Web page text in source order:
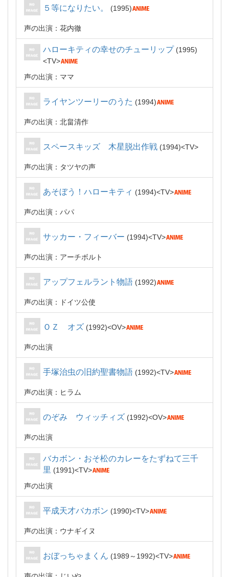
５等になりたい。 1995
声の出演：花内徹
ハローキティの幸せのチューリップ
1995
TV
声の出演：ママ
ライヤンツーリーのうた 1994
声の出演：北畠清作
スペースキッズ 木星脱出作戦 1994 TV
声の出演：タツヤの声
あそぼう！ハローキティ 1994 TV
声の出演：パパ
サッカー・フィーバー 1994 TV
声の出演：アーチボルト
アップフェルラント物語 1992
声の出演：ドイツ公使
ＯＺ オズ 1992 OV
声の出演
手塚治虫の旧約聖書物語 1992 TV
声の出演：ヒラム
のぞみ ウィッチィズ 1992 OV
声の出演
バカボン・おそ松のカレーをたずねて三千
里
1991
TV
声の出演
平成天才バカボン 1990 TV
声の出演：ウナギイヌ
おぼっちゃまくん 1989～1992 TV